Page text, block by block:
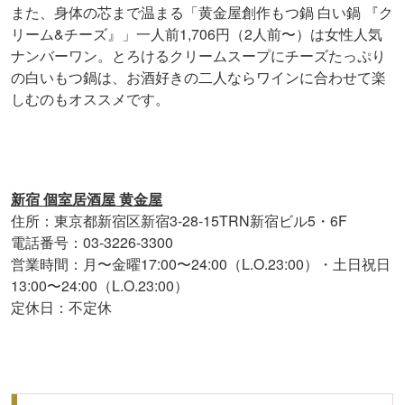
また、身体の芯まで温まる「黄金屋創作もつ鍋 白い鍋 『ク
リーム&チーズ』」一人前1,706円（2人前〜）は女性人気
ナンバーワン。とろけるクリームスープにチーズたっぷり
の白いもつ鍋は、お酒好きの二人ならワインに合わせて楽
しむのもオススメです。
新宿 個室居酒屋 黄金屋
住所：東京都新宿区新宿3-28-15TRN新宿ビル5・6F
電話番号：03-3226-3300
営業時間：月〜金曜17:00〜24:00（L.O.23:00）・土日祝日
13:00〜24:00（L.O.23:00）
定休日：不定休